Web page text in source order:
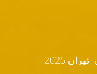
2025